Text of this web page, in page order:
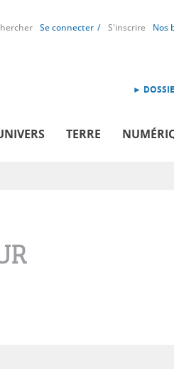
Se connecter S'inscrire Nos
►
TERRE